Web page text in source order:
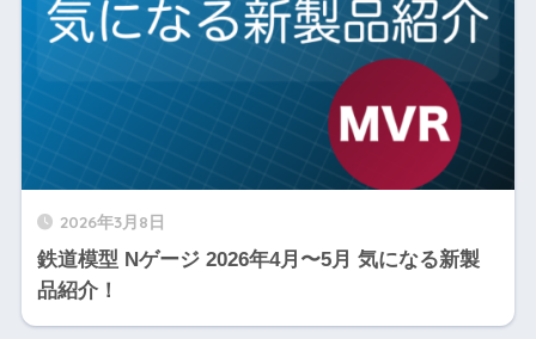
2026年3月8日
鉄道模型 Nゲージ 2026年4月〜5月 気になる新製
品紹介！